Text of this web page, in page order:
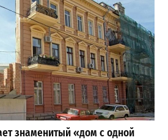
знаменитый «дом с одной